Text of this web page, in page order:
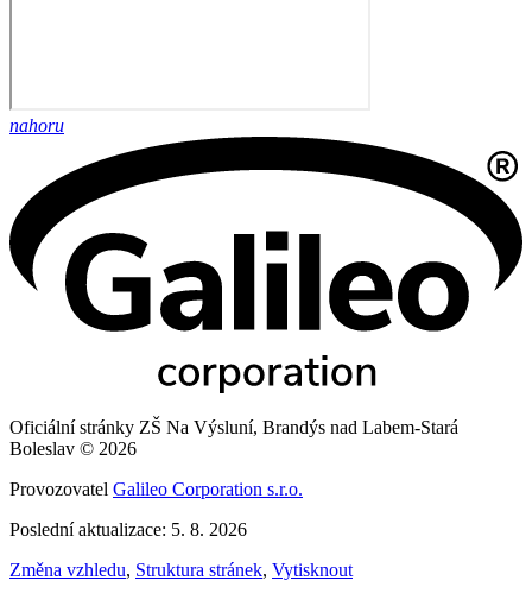
nahoru
Oficiální stránky ZŠ Na Výsluní, Brandýs nad Labem-Stará
Boleslav © 2026
Provozovatel Galileo Corporation s.r.o.
Poslední aktualizace: 5. 8. 2026
Změna vzhledu, Struktura stránek, Vytisknout